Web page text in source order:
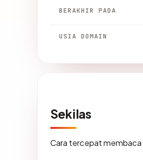
BERAKHIR PADA
USIA DOMAIN
Sekilas
Cara tercepat membaca